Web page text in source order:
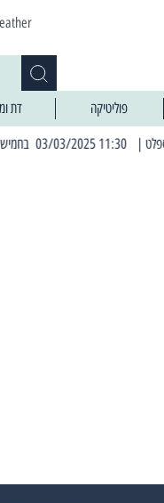
פוליטיקה דת
| 11:30 03/03/2025 בחמישי הקרוב: הרחובות בהם תהיה הפסקת חשמל יזומה